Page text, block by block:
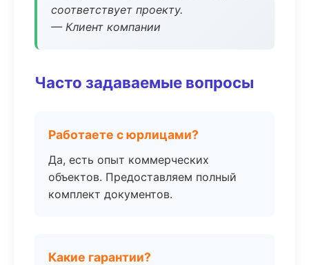
соответствует проекту.
— Клиент компании
Часто задаваемые вопросы
Работаете с юрлицами?
Да, есть опыт коммерческих
объектов. Предоставляем полный
комплект документов.
Какие гарантии?